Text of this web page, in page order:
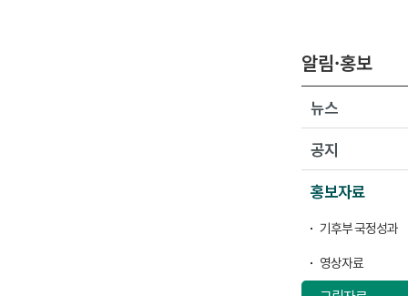
알림·홍보
뉴스
공지
홍보자료
기후부 국정성과
영상자료